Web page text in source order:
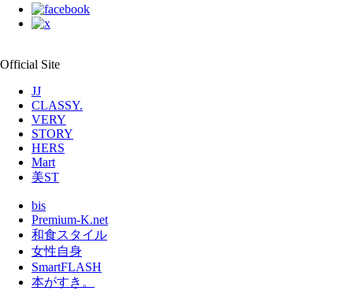
Official Site
JJ
CLASSY.
VERY
STORY
HERS
Mart
美ST
bis
Premium-K.net
和食スタイル
女性自身
SmartFLASH
本がすき。